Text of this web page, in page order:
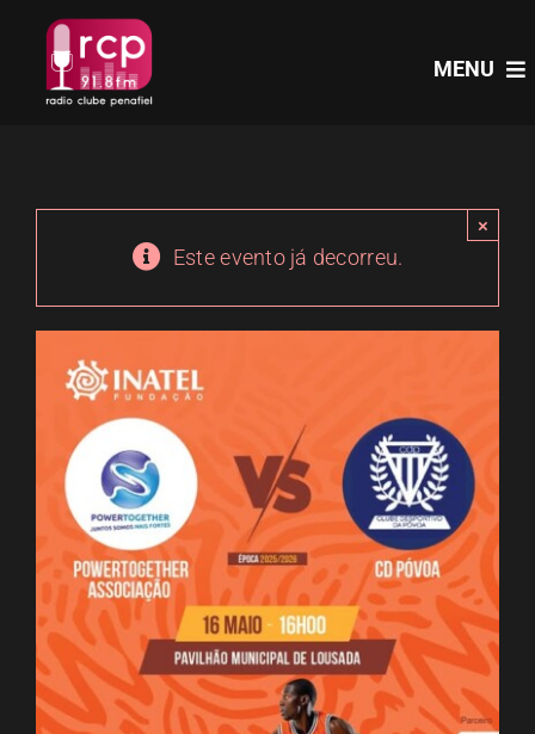
content
MENU
PROGRAMAS
EVENTOS
ESPAÇO OUVINTE
A RCP
CONTACTOS
Este evento já decorreu.
×